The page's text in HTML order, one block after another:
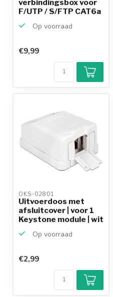
verbindingsbox voor
F/UTP / S/FTP CAT6a
Op voorraad
€9,99
OKS-02801
Uitvoerdoos met
afsluitcover | voor 1
Keystone module | wit
Op voorraad
€2,99